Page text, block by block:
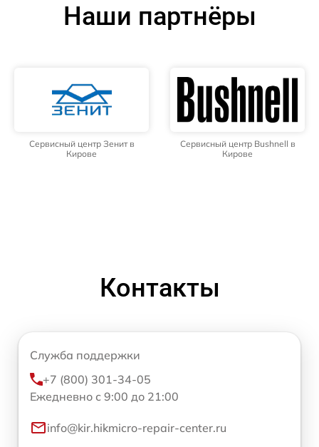
Наши партнёры
Сервисный центр Зенит в
Кирове
Сервисный центр Bushnell в
Кирове
Контакты
Служба поддержки
+7 (800) 301-34-05
Ежедневно с 9:00 до 21:00
info@kir.hikmicro-repair-center.ru